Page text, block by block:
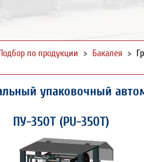
по продукции > Бакалея >
упаковочный
ПУ-350Т (PU-350T)